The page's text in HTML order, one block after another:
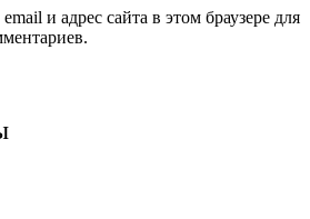
и адрес сайта в этом браузере для